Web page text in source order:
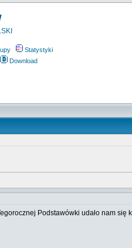
Statystyki
Download
Podstawówki udało nam się